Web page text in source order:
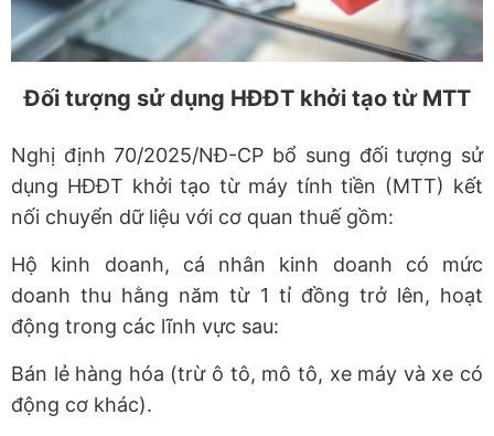
Đối tượng sử dụng HĐĐT khởi tạo từ MTT
Nghị định 70/2025/NĐ-CP bổ sung đối tượng sử
dụng HĐĐT khởi tạo từ máy tính tiền (MTT) kết
nối chuyển dữ liệu với cơ quan thuế gồm:
Hộ kinh doanh, cá nhân kinh doanh có mức
doanh thu hằng năm từ 1 tỉ đồng trở lên, hoạt
động trong các lĩnh vực sau:
Bán lẻ hàng hóa (trừ ô tô, mô tô, xe máy và xe có
động cơ khác).